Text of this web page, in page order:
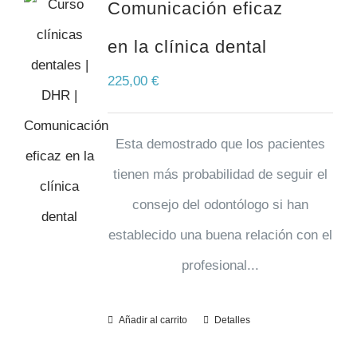
Comunicación eficaz
en la clínica dental
225,00 €
Esta demostrado que los pacientes
tienen más probabilidad de seguir el
consejo del odontólogo si han
establecido una buena relación con el
profesional...
Añadir al carrito Detalles